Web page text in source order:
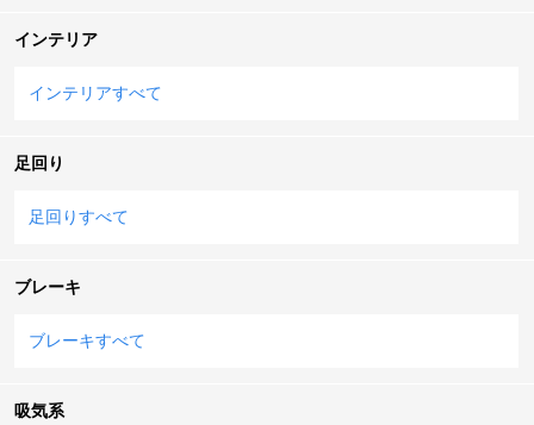
インテリア
インテリアすべて
足回り
足回りすべて
ブレーキ
ブレーキすべて
吸気系